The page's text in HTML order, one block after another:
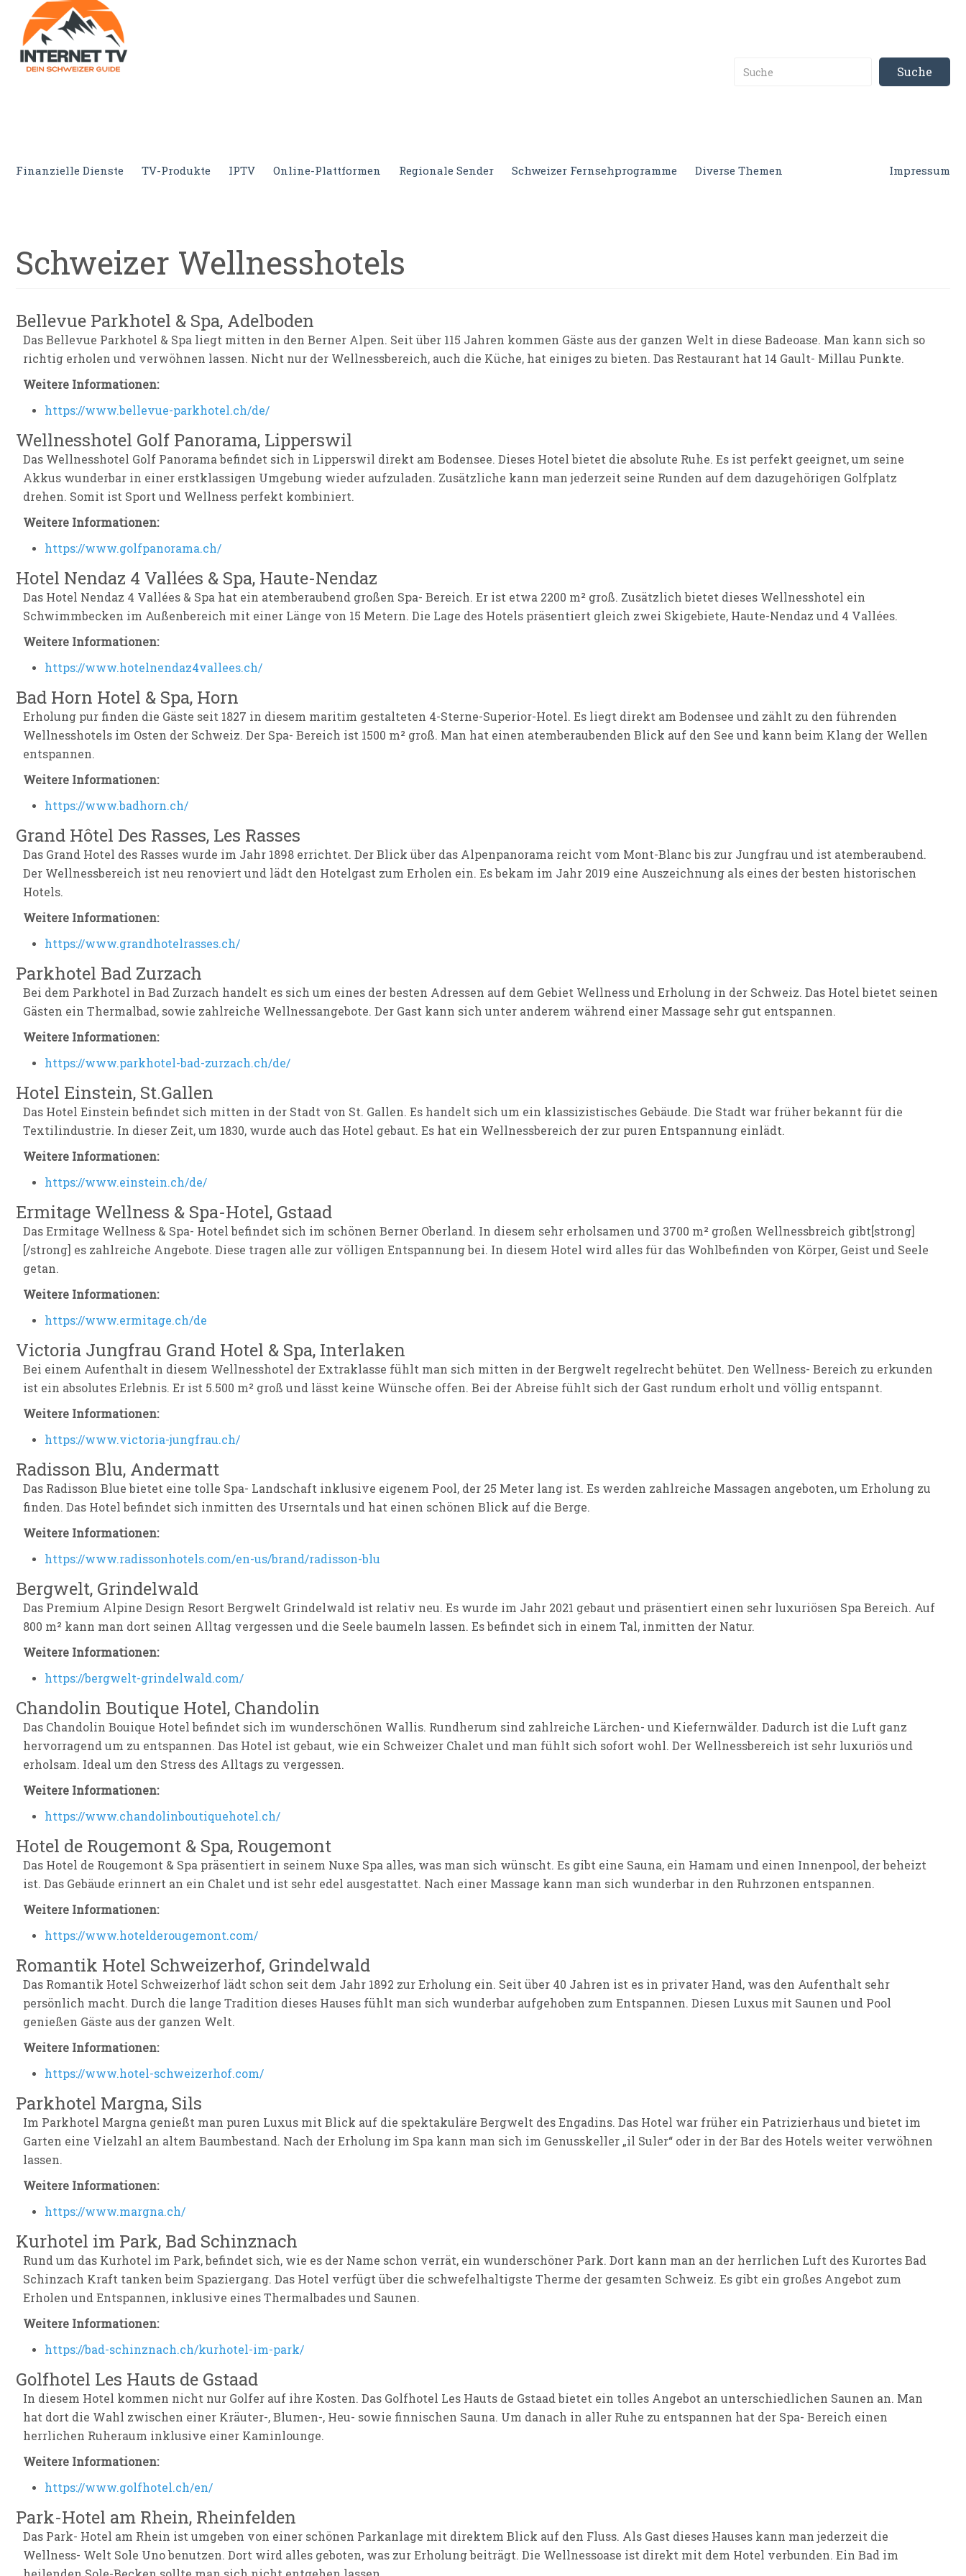
Finanzielle Dienste TV-Produkte IPTV Online-Plattformen Regionale Sender Schweizer Fernsehprogramme Diverse Themen Impressum
Schweizer Wellnesshotels
Bellevue Parkhotel & Spa, Adelboden
Das Bellevue Parkhotel & Spa liegt mitten in den Berner Alpen. Seit über 115 Jahren kommen Gäste aus der ganzen Welt in diese Badeoase. Man kann sich so
richtig erholen und verwöhnen lassen. Nicht nur der Wellnessbereich, auch die Küche, hat einiges zu bieten. Das Restaurant hat 14 Gault- Millau Punkte.
Weitere Informationen:
https://www.bellevue-parkhotel.ch/de/
Wellnesshotel Golf Panorama, Lipperswil
Das Wellnesshotel Golf Panorama befindet sich in Lipperswil direkt am Bodensee. Dieses Hotel bietet die absolute Ruhe. Es ist perfekt geeignet, um seine
Akkus wunderbar in einer erstklassigen Umgebung wieder aufzuladen. Zusätzliche kann man jederzeit seine Runden auf dem dazugehörigen Golfplatz
drehen. Somit ist Sport und Wellness perfekt kombiniert.
Weitere Informationen:
https://www.golfpanorama.ch/
Hotel Nendaz 4 Vallées & Spa, Haute-Nendaz
Das Hotel Nendaz 4 Vallées & Spa hat ein atemberaubend großen Spa- Bereich. Er ist etwa 2200 m² groß. Zusätzlich bietet dieses Wellnesshotel ein
Schwimmbecken im Außenbereich mit einer Länge von 15 Metern. Die Lage des Hotels präsentiert gleich zwei Skigebiete, Haute-Nendaz und 4 Vallées.
Weitere Informationen:
https://www.hotelnendaz4vallees.ch/
Bad Horn Hotel & Spa, Horn
Erholung pur finden die Gäste seit 1827 in diesem maritim gestalteten 4-Sterne-Superior-Hotel. Es liegt direkt am Bodensee und zählt zu den führenden
Wellnesshotels im Osten der Schweiz. Der Spa- Bereich ist 1500 m² groß. Man hat einen atemberaubenden Blick auf den See und kann beim Klang der Wellen
entspannen.
Weitere Informationen:
https://www.badhorn.ch/
Grand Hôtel Des Rasses, Les Rasses
Das Grand Hotel des Rasses wurde im Jahr 1898 errichtet. Der Blick über das Alpenpanorama reicht vom Mont-Blanc bis zur Jungfrau und ist atemberaubend.
Der Wellnessbereich ist neu renoviert und lädt den Hotelgast zum Erholen ein. Es bekam im Jahr 2019 eine Auszeichnung als eines der besten historischen
Hotels.
Weitere Informationen:
https://www.grandhotelrasses.ch/
Parkhotel Bad Zurzach
Bei dem Parkhotel in Bad Zurzach handelt es sich um eines der besten Adressen auf dem Gebiet Wellness und Erholung in der Schweiz. Das Hotel bietet seinen
Gästen ein Thermalbad, sowie zahlreiche Wellnessangebote. Der Gast kann sich unter anderem während einer Massage sehr gut entspannen.
Weitere Informationen:
https://www.parkhotel-bad-zurzach.ch/de/
Hotel Einstein, St.Gallen
Das Hotel Einstein befindet sich mitten in der Stadt von St. Gallen. Es handelt sich um ein klassizistisches Gebäude. Die Stadt war früher bekannt für die
Textilindustrie. In dieser Zeit, um 1830, wurde auch das Hotel gebaut. Es hat ein Wellnessbereich der zur puren Entspannung einlädt.
Weitere Informationen:
https://www.einstein.ch/de/
Ermitage Wellness & Spa-Hotel, Gstaad
Das Ermitage Wellness & Spa- Hotel befindet sich im schönen Berner Oberland. In diesem sehr erholsamen und 3700 m² großen Wellnessbreich gibt[strong]
[/strong] es zahlreiche Angebote. Diese tragen alle zur völligen Entspannung bei. In diesem Hotel wird alles für das Wohlbefinden von Körper, Geist und Seele
getan.
Weitere Informationen:
https://www.ermitage.ch/de
Victoria Jungfrau Grand Hotel & Spa, Interlaken
Bei einem Aufenthalt in diesem Wellnesshotel der Extraklasse fühlt man sich mitten in der Bergwelt regelrecht behütet. Den Wellness- Bereich zu erkunden
ist ein absolutes Erlebnis. Er ist 5.500 m² groß und lässt keine Wünsche offen. Bei der Abreise fühlt sich der Gast rundum erholt und völlig entspannt.
Weitere Informationen:
https://www.victoria-jungfrau.ch/
Radisson Blu, Andermatt
Das Radisson Blue bietet eine tolle Spa- Landschaft inklusive eigenem Pool, der 25 Meter lang ist. Es werden zahlreiche Massagen angeboten, um Erholung zu
finden. Das Hotel befindet sich inmitten des Urserntals und hat einen schönen Blick auf die Berge.
Weitere Informationen:
https://www.radissonhotels.com/en-us/brand/radisson-blu
Bergwelt, Grindelwald
Das Premium Alpine Design Resort Bergwelt Grindelwald ist relativ neu. Es wurde im Jahr 2021 gebaut und präsentiert einen sehr luxuriösen Spa Bereich. Auf
800 m² kann man dort seinen Alltag vergessen und die Seele baumeln lassen. Es befindet sich in einem Tal, inmitten der Natur.
Weitere Informationen:
https://bergwelt-grindelwald.com/
Chandolin Boutique Hotel, Chandolin
Das Chandolin Bouique Hotel befindet sich im wunderschönen Wallis. Rundherum sind zahlreiche Lärchen- und Kiefernwälder. Dadurch ist die Luft ganz
hervorragend um zu entspannen. Das Hotel ist gebaut, wie ein Schweizer Chalet und man fühlt sich sofort wohl. Der Wellnessbereich ist sehr luxuriös und
erholsam. Ideal um den Stress des Alltags zu vergessen.
Weitere Informationen:
https://www.chandolinboutiquehotel.ch/
Hotel de Rougemont & Spa, Rougemont
Das Hotel de Rougemont & Spa präsentiert in seinem Nuxe Spa alles, was man sich wünscht. Es gibt eine Sauna, ein Hamam und einen Innenpool, der beheizt
ist. Das Gebäude erinnert an ein Chalet und ist sehr edel ausgestattet. Nach einer Massage kann man sich wunderbar in den Ruhrzonen entspannen.
Weitere Informationen:
https://www.hotelderougemont.com/
Romantik Hotel Schweizerhof, Grindelwald
Das Romantik Hotel Schweizerhof lädt schon seit dem Jahr 1892 zur Erholung ein. Seit über 40 Jahren ist es in privater Hand, was den Aufenthalt sehr
persönlich macht. Durch die lange Tradition dieses Hauses fühlt man sich wunderbar aufgehoben zum Entspannen. Diesen Luxus mit Saunen und Pool
genießen Gäste aus der ganzen Welt.
Weitere Informationen:
https://www.hotel-schweizerhof.com/
Parkhotel Margna, Sils
Im Parkhotel Margna genießt man puren Luxus mit Blick auf die spektakuläre Bergwelt des Engadins. Das Hotel war früher ein Patrizierhaus und bietet im
Garten eine Vielzahl an altem Baumbestand. Nach der Erholung im Spa kann man sich im Genusskeller „il Suler“ oder in der Bar des Hotels weiter verwöhnen
lassen.
Weitere Informationen:
https://www.margna.ch/
Kurhotel im Park, Bad Schinznach
Rund um das Kurhotel im Park, befindet sich, wie es der Name schon verrät, ein wunderschöner Park. Dort kann man an der herrlichen Luft des Kurortes Bad
Schinzach Kraft tanken beim Spaziergang. Das Hotel verfügt über die schwefelhaltigste Therme der gesamten Schweiz. Es gibt ein großes Angebot zum
Erholen und Entspannen, inklusive eines Thermalbades und Saunen.
Weitere Informationen:
https://bad-schinznach.ch/kurhotel-im-park/
Golfhotel Les Hauts de Gstaad
In diesem Hotel kommen nicht nur Golfer auf ihre Kosten. Das Golfhotel Les Hauts de Gstaad bietet ein tolles Angebot an unterschiedlichen Saunen an. Man
hat dort die Wahl zwischen einer Kräuter-, Blumen-, Heu- sowie finnischen Sauna. Um danach in aller Ruhe zu entspannen hat der Spa- Bereich einen
herrlichen Ruheraum inklusive einer Kaminlounge.
Weitere Informationen:
https://www.golfhotel.ch/en/
Park-Hotel am Rhein, Rheinfelden
Das Park- Hotel am Rhein ist umgeben von einer schönen Parkanlage mit direktem Blick auf den Fluss. Als Gast dieses Hauses kann man jederzeit die
Wellness- Welt Sole Uno benutzen. Dort wird alles geboten, was zur Erholung beiträgt. Die Wellnessoase ist direkt mit dem Hotel verbunden. Ein Bad im